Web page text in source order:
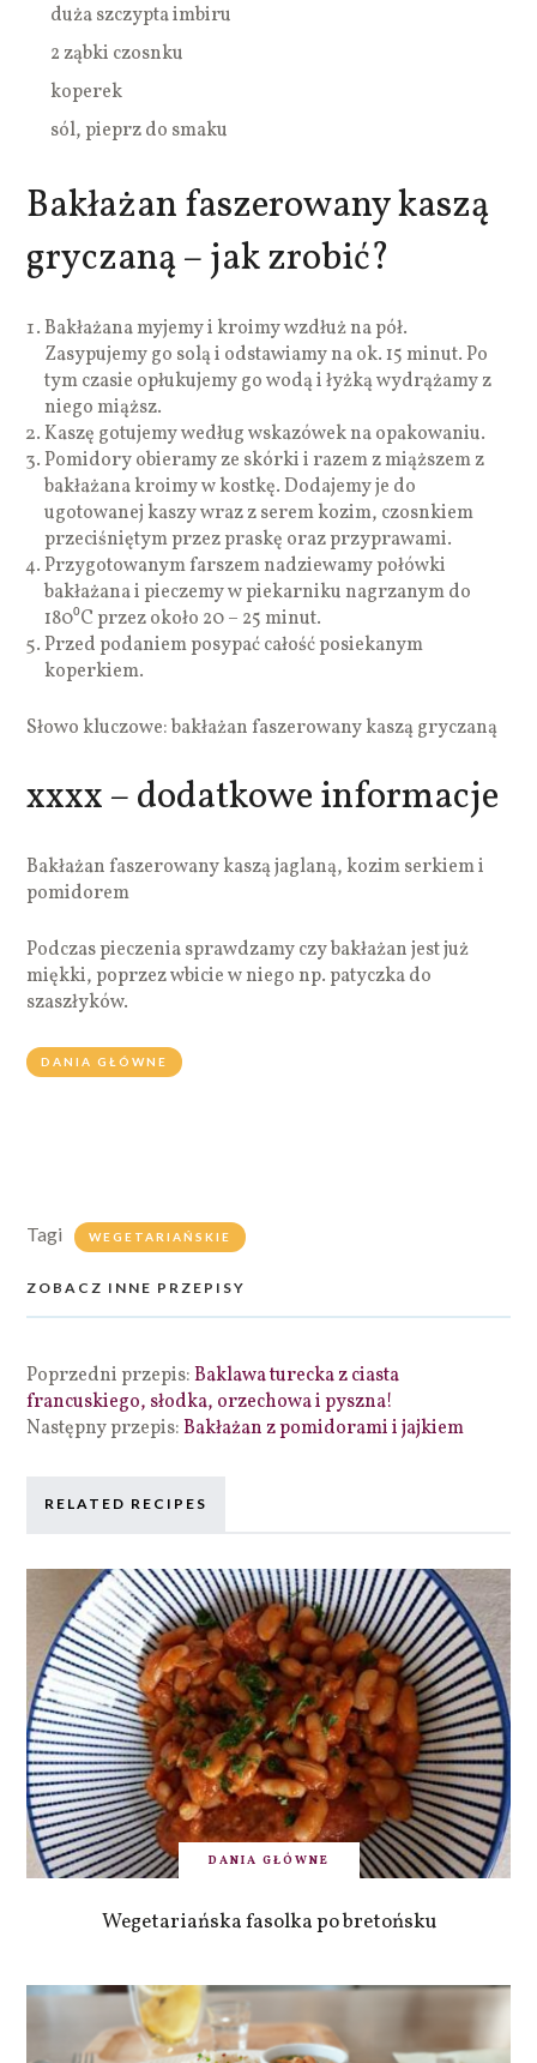
duża szczypta imbiru
2 ząbki czosnku
koperek
sól, pieprz do smaku
Bakłażan faszerowany kaszą
gryczaną – jak zrobić?
Bakłażana myjemy i kroimy wzdłuż na pół.
Zasypujemy go solą i odstawiamy na ok. 15 minut. Po
tym czasie opłukujemy go wodą i łyżką wydrążamy z
niego miąższ.
Kaszę gotujemy według wskazówek na opakowaniu.
Pomidory obieramy ze skórki i razem z miąższem z
bakłażana kroimy w kostkę. Dodajemy je do
ugotowanej kaszy wraz z serem kozim, czosnkiem
przeciśniętym przez praskę oraz przyprawami.
Przygotowanym farszem nadziewamy połówki
bakłażana i pieczemy w piekarniku nagrzanym do
180⁰C przez około 20 – 25 minut.
Przed podaniem posypać całość posiekanym
koperkiem.
Słowo kluczowe: bakłażan faszerowany kaszą gryczaną
xxxx – dodatkowe informacje
Bakłażan faszerowany kaszą jaglaną, kozim serkiem i
pomidorem
Podczas pieczenia sprawdzamy czy bakłażan jest już
miękki, poprzez wbicie w niego np. patyczka do
szaszłyków.
DANIA GŁÓWNE
Tagi WEGETARIAŃSKIE
ZOBACZ INNE PRZEPISY
Poprzedni przepis:Baklawa turecka z ciasta
francuskiego, słodka, orzechowa i pyszna!
Następny przepis:Bakłażan z pomidorami i jajkiem
RELATED RECIPES
DANIA GŁÓWNE
Wegetariańska fasolka po bretońsku